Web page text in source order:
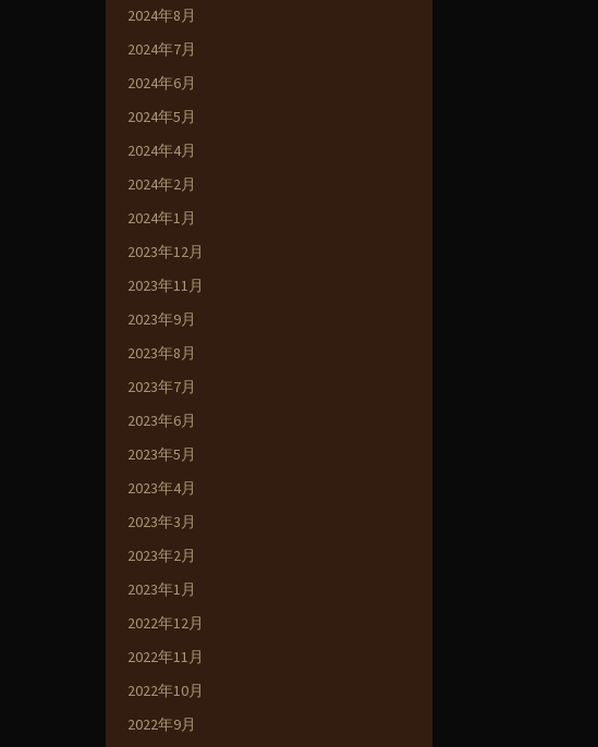
2024年8月
2024年7月
2024年6月
2024年5月
2024年4月
2024年2月
2024年1月
2023年12月
2023年11月
2023年9月
2023年8月
2023年7月
2023年6月
2023年5月
2023年4月
2023年3月
2023年2月
2023年1月
2022年12月
2022年11月
2022年10月
2022年9月